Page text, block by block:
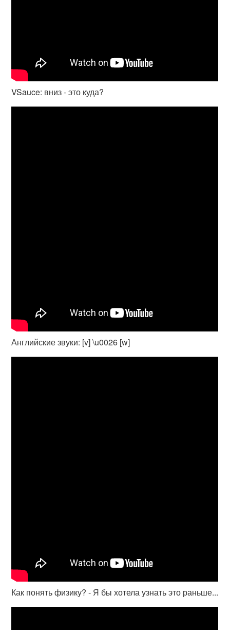
VSauce: вниз - это куда?
Английские звуки: [v] \u0026 [w]
Как понять физику? - Я бы хотела узнать это раньше...